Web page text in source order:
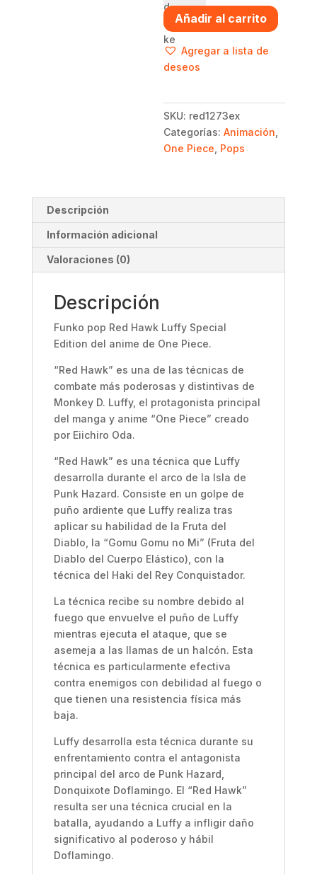
Red
Hawk
Luffy
Special
Edition
One
Piece
cantidad
Añadir al carrito
Agregar a lista de
deseos
SKU: red1273ex
Categorías:Animación
One Piece Pops
Descripción
Información adicional
Valoraciones (0)
Descripción
Funko pop Red Hawk Luffy Special
Edition del anime de One Piece.
“Red Hawk” es una de las técnicas de
combate más poderosas y distintivas de
Monkey D. Luffy, el protagonista principal
del manga y anime “One Piece” creado
por Eiichiro Oda.
“Red Hawk” es una técnica que Luffy
desarrolla durante el arco de la Isla de
Punk Hazard. Consiste en un golpe de
puño ardiente que Luffy realiza tras
aplicar su habilidad de la Fruta del
Diablo, la “Gomu Gomu no Mi” (Fruta del
Diablo del Cuerpo Elástico), con la
técnica del Haki del Rey Conquistador.
La técnica recibe su nombre debido al
fuego que envuelve el puño de Luffy
mientras ejecuta el ataque, que se
asemeja a las llamas de un halcón. Esta
técnica es particularmente efectiva
contra enemigos con debilidad al fuego o
que tienen una resistencia física más
baja.
Luffy desarrolla esta técnica durante su
enfrentamiento contra el antagonista
principal del arco de Punk Hazard,
Donquixote Doflamingo. El “Red Hawk”
resulta ser una técnica crucial en la
batalla, ayudando a Luffy a infligir daño
significativo al poderoso y hábil
Doflamingo.